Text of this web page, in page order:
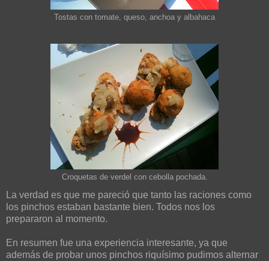
Tostas con tomate, queso, anchoa y albahaca
Croquetas de verdel con cebolla pochada.
La verdad es que me pareció que tanto las raciones como
los pinchos estaban bastante bien. Todos nos los
prepararon al momento.
En resumen fue una experiencia interesante, ya que
además de probar unos pinchos riquísimo pudimos alternar